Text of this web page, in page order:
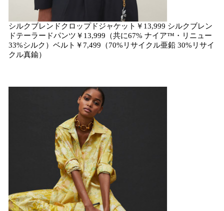
シルクブレンドクロップドジャケット￥13,999 シルクブレン
ドテーラードパンツ￥13,999（共に67% ナイア™・リニュー
33%シルク）ベルト￥7,499（70%リサイクル亜鉛 30%リサイ
クル真鍮）